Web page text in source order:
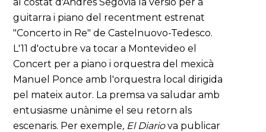
guitarra i piano del recentment estrenat
"Concerto in Re" de Castelnuovo-Tedesco.
L'11 d'octubre va tocar a Montevideo el
Concert per a piano i orquestra del mexicà
Manuel Ponce amb l'orquestra local dirigida
pel mateix autor. La premsa va saludar amb
entusiasme unànime el seu retorn als
escenaris. Per exemple, El Diariova publicar